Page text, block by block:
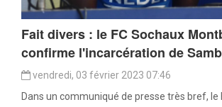
Fait divers : le FC Sochaux
confirme l'incarcération de
vendredi, 03 février 2023 07:46
Dans un communiqué de presse très bref, le